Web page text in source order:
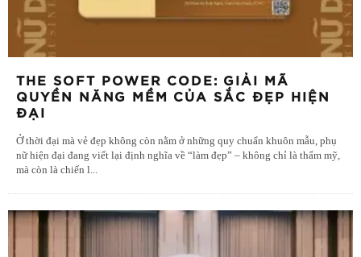
THE SOFT POWER CODE: GIẢI MÃ
QUYỀN NĂNG MỀM CỦA SẮC ĐẸP HIỆN
ĐẠI
Ở thời đại mà vẻ đẹp không còn nằm ở những quy chuẩn khuôn mẫu, phụ
nữ hiện đại đang viết lại định nghĩa về “làm đẹp” – không chỉ là thẩm mỹ,
mà còn là chiến l...